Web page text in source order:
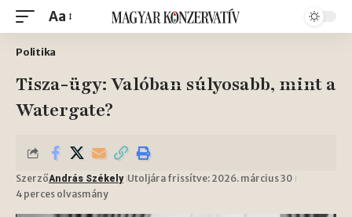
Aa
Politika
Tisza-ügy: Valóban súlyosabb, mint a
Watergate?
SzerzőAndrás Székely Utoljára frissítve: 2026. március 30
4 perces olvasmány